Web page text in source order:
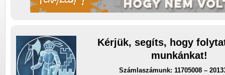
Kérjük, segíts, hogy
munkánkat!
Számlaszámunk: 11705008 –